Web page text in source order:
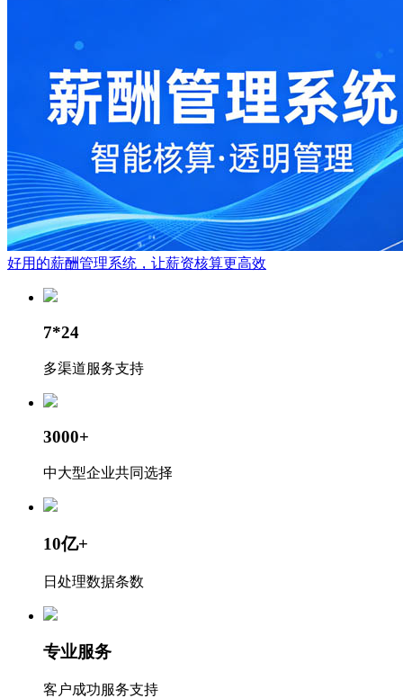
好用的薪酬管理系统，让薪资核算更高效
7*24
多渠道服务支持
3000+
中大型企业共同选择
10亿+
日处理数据条数
专业服务
客户成功服务支持